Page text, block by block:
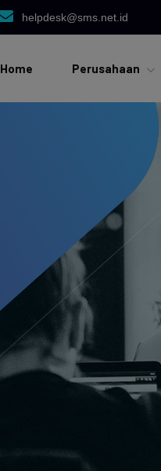
helpdesk@sms.net.id
Home Perusahaan